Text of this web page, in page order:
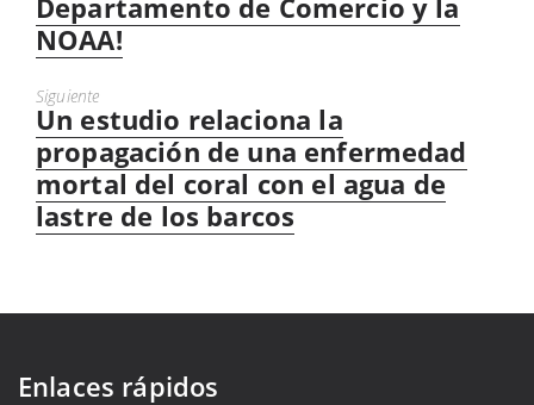
NOAA!
Siguiente
Next
post:
Un estudio relaciona la
propagación de una enfermedad
mortal del coral con el agua de
lastre de los barcos
Enlaces rápidos